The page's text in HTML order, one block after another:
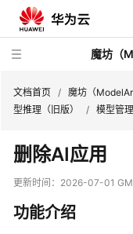
魔坊（
最
新
动
文档首页 / 魔坊（
型推理（旧版）
/ 模型管理
删除AI应用
更新时间： 2026-07-01
功能介绍